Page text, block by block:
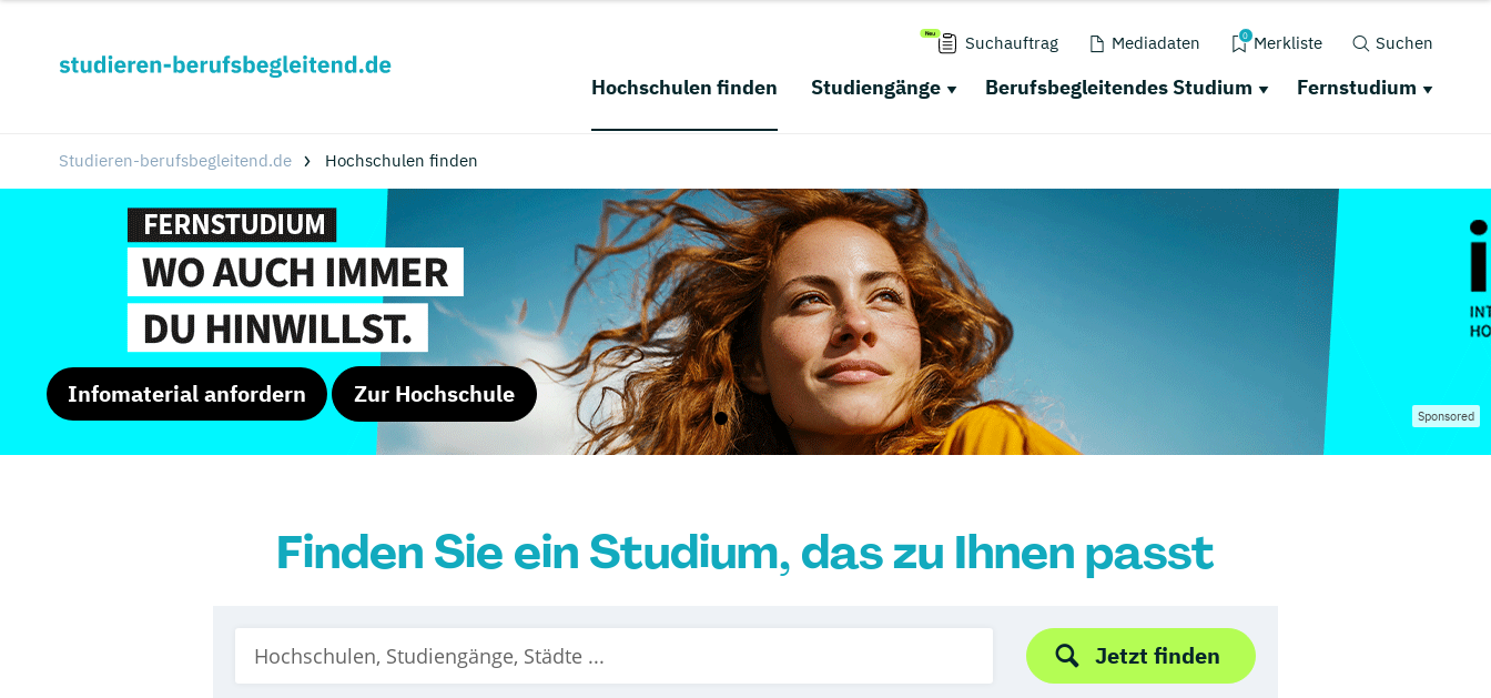
Suchauftrag Mediadaten 0 Merkliste Suchen
Hochschulen finden Studiengänge Berufsbegleitendes Studium Fernstudium
Studieren-berufsbegleitend.de Hochschulen finden
Infomaterial anfordern Zur Hochschule
Sponsored
Finden Sie ein Studium, das zu Ihnen passt
Jetzt finden